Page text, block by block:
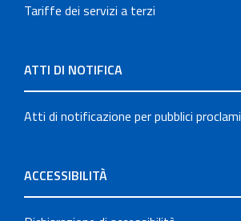
Tariffe dei servizi a terzi
ATTI DI NOTIFICA
Atti di notificazione per pubblici proclami
ACCESSIBILITÀ